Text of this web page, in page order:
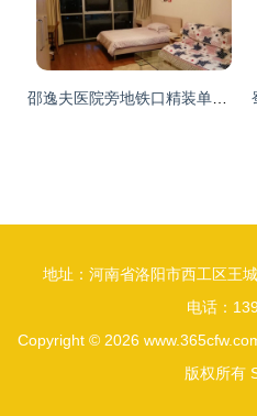
地址：河南省洛阳市西工区王
电话：
Copyright © 2026
版权所有